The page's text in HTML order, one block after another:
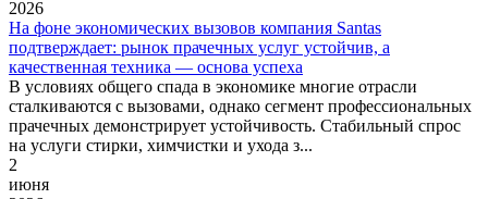
2026
На фоне экономических вызовов компания Santas
подтверждает: рынок прачечных услуг устойчив, а
качественная техника — основа успеха
В условиях общего спада в экономике многие отрасли
сталкиваются с вызовами, однако сегмент профессиональных
прачечных демонстрирует устойчивость. Стабильный спрос
на услуги стирки, химчистки и ухода з...
2
июня